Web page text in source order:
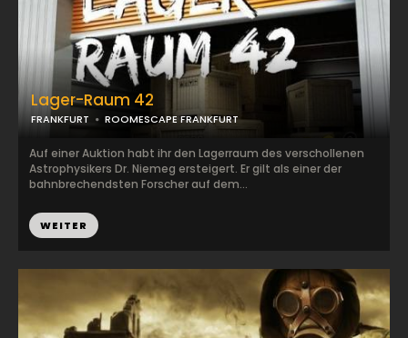
Lager-Raum 42
FRANKFURT ROOMESCAPE FRANKFURT
Auf einer Auktion habt ihr den Lagerraum des verschollenen
Astrophysikers Dr. Niemeg ersteigert. Er gilt als einer der
bahnbrechendsten Forscher auf dem...
WEITER